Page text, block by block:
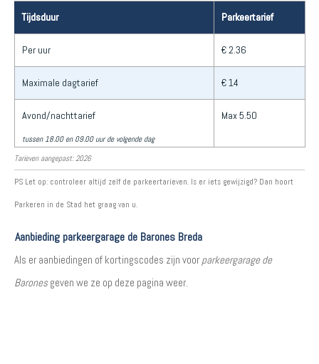
Tijdsduur Parkeertarief
Per uur € 2.36
Maximale dagtarief € 14
Avond/nachttarief
tussen 18.00 en 09.00 uur de volgende dag
Max 5.50
Tarieven aangepast: 2026
PS Let op: controleer altijd zelf de parkeertarieven. Is er iets gewijzigd? Dan hoort
Parkeren in de Stad het graag van u.
Aanbieding parkeergarage de Barones Breda
Als er aanbiedingen of kortingscodes zijn voor parkeergarage de
Baronesgeven we ze op deze pagina weer.